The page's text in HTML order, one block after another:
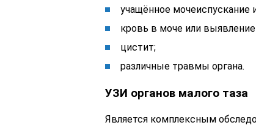
учащённое мочеиспускание
кровь в моче или
цистит;
различные травмы органа.
УЗИ органов малого таза
Является комплексным